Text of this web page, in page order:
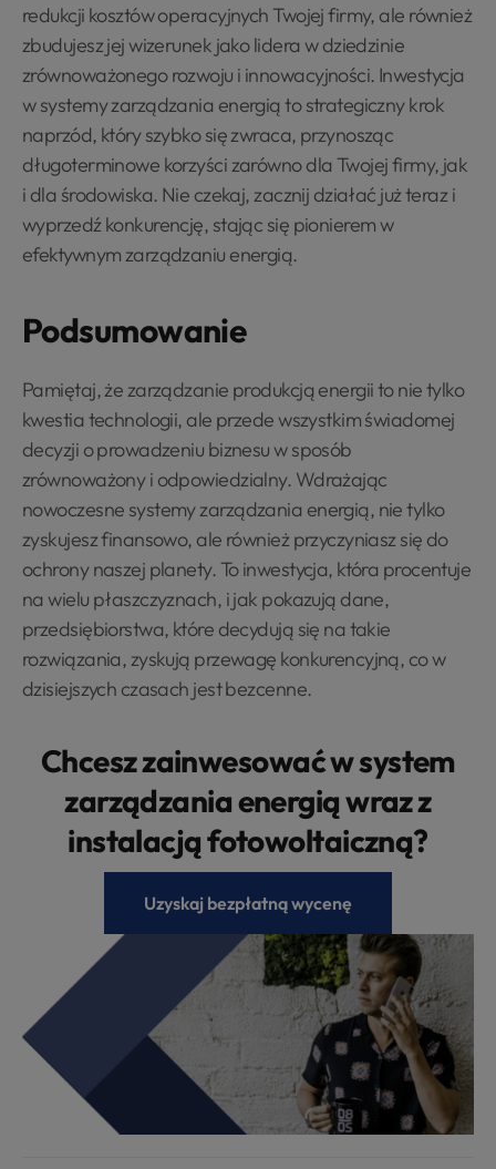
redukcji kosztów operacyjnych Twojej firmy, ale również
zbudujesz jej wizerunek jako lidera w dziedzinie
zrównoważonego rozwoju i innowacyjności. Inwestycja
w systemy zarządzania energią to strategiczny krok
naprzód, który szybko się zwraca, przynosząc
długoterminowe korzyści zarówno dla Twojej firmy, jak
i dla środowiska. Nie czekaj, zacznij działać już teraz i
wyprzedź konkurencję, stając się pionierem w
efektywnym zarządzaniu energią.
Podsumowanie
Pamiętaj, że zarządzanie produkcją energii to nie tylko
kwestia technologii, ale przede wszystkim świadomej
decyzji o prowadzeniu biznesu w sposób
zrównoważony i odpowiedzialny. Wdrażając
nowoczesne systemy zarządzania energią, nie tylko
zyskujesz finansowo, ale również przyczyniasz się do
ochrony naszej planety. To inwestycja, która procentuje
na wielu płaszczyznach, i jak pokazują dane,
przedsiębiorstwa, które decydują się na takie
rozwiązania, zyskują przewagę konkurencyjną, co w
dzisiejszych czasach jest bezcenne.
Chcesz zainwesować w system
zarządzania energią wraz z
instalacją fotowoltaiczną?
Uzyskaj bezpłatną wycenę